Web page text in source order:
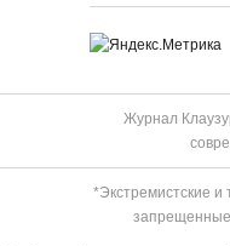
Журнал
*Экстремистские и
запрещенные